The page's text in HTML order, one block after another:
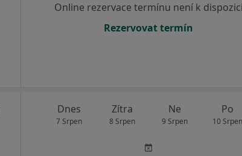
Online rezervace termínu není k dispozici
Rezervovat termín
Dnes
7 Srpen
Zítra
8 Srpen
Ne
9 Srpen
Po
10 Srpen